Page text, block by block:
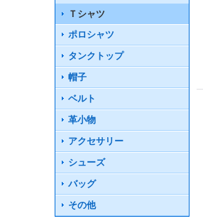
Ｔシャツ
ポロシャツ
タンクトップ
帽子
ベルト
革小物
アクセサリー
シューズ
バッグ
その他